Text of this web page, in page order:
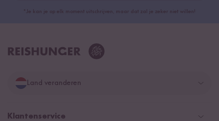
*Je kan je op elk moment uitschrijven, maar dat zal je zeker niet willen!
Land veranderen
Duitsland
Klantenservice